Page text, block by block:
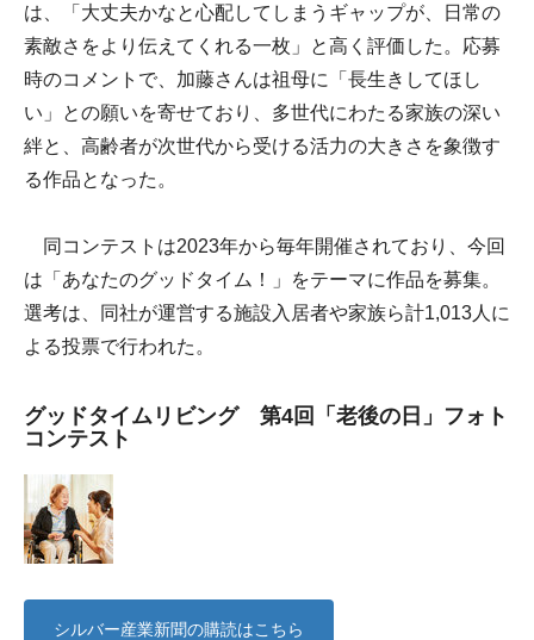
は、「大丈夫かなと心配してしまうギャップが、日常の
素敵さをより伝えてくれる一枚」と高く評価した。応募
時のコメントで、加藤さんは祖母に「長生きしてほし
い」との願いを寄せており、多世代にわたる家族の深い
絆と、高齢者が次世代から受ける活力の大きさを象徴す
る作品となった。
同コンテストは2023年から毎年開催されており、今回
は「あなたのグッドタイム！」をテーマに作品を募集。
選考は、同社が運営する施設入居者や家族ら計1,013人に
よる投票で行われた。
グッドタイムリビング 第4回「老後の日」フォト
コンテスト
シルバー産業新聞の購読はこちら